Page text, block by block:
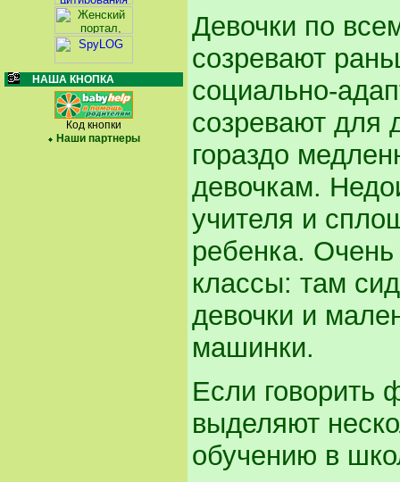
НАША КНОПКА
Код кнопки
Наши партнеры
Девочки по
созревают
социально-
созревают для
гораздо
девочкам.
учителя и
ребенка.
классы: там
девочки и
машинки.
Если говорить
выделяют
обучению в